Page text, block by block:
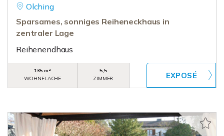
Olching
Sparsames, sonniges Reiheneckhaus in
zentraler Lage
Reihenendhaus
135 m²
WOHNFLÄCHE
5,5
ZIMMER